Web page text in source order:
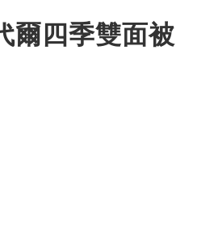
爾四季雙面被